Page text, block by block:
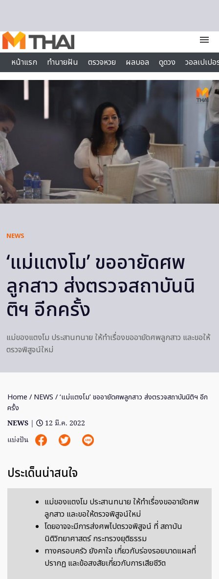
menu
หน้าแรก
ทำนายฝัน ตรวจหวย ผลบอล ดูดวง
วอลเปเป
ไลฟ์สไตล์
NEWS
‘แม่แตงโม’ ขออายัดศพ
ลูกสาว ส่งตรวจสถาบันนิ
ติฯ อีกครั้ง
แม่ของแตงโม ประสานทนาย ให้ทำเรื่องขออายัดศพลูกสาว และขอให้
ตรวจพิสูจน์ใหม่
Home / NEWS / ‘แม่แตงโม’ ขออายัดศพลูกสาว ส่งตรวจสถาบันนิติฯ อีก
ครั้ง
NEWS |
12 มี.ค. 2022
แบ่งปัน
ประเด็นน่าสนใจ
แม่ของแตงโม ประสานทนาย ให้ทำเรื่องขออายัดศพ
ลูกสาว และขอให้ตรวจพิสูจน์ใหม่
โดยอาจจะมีการส่งศพไปตรวจพิสูจน์ ที่ สถาบัน
นิติวิทยาศาสตร์ กระทรวงยุติธรรม
ทางครอบครัว ยังคาใจ เกี่ยวกับร่องรอยบาดแผลที่
ปรากฏ และข้อสงสัยเกี่ยวกับการเสียชีวิต